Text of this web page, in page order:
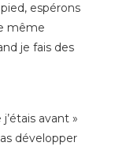
espérons
même
je fais des
avant »
développer